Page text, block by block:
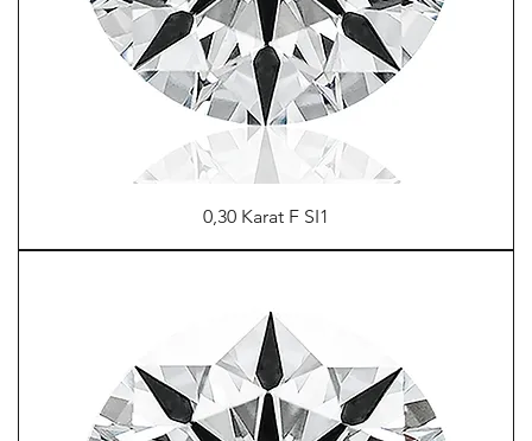
0,30 Karat F SI1